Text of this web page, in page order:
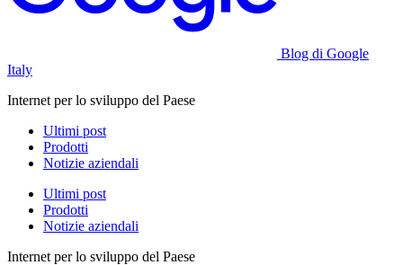
Blog di Google
Italy
Internet per lo sviluppo del Paese
Ultimi post
Prodotti
Notizie aziendali
Ultimi post
Prodotti
Notizie aziendali
Internet per lo sviluppo del Paese